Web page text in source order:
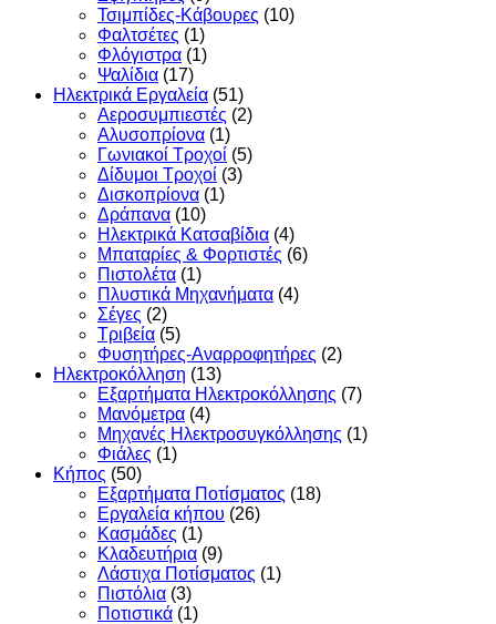
Τσιμπίδες-Κάβουρες (10)
Φαλτσέτες (1)
Φλόγιστρα (1)
Ψαλίδια (17)
Ηλεκτρικά Εργαλεία (51)
Αεροσυμπιεστές (2)
Αλυσοπρίονα (1)
Γωνιακοί Τροχοί (5)
Δίδυμοι Τροχοί (3)
Δισκοπρίονα (1)
Δράπανα (10)
Ηλεκτρικά Κατσαβίδια (4)
Μπαταρίες & Φορτιστές (6)
Πιστολέτα (1)
Πλυστικά Μηχανήματα (4)
Σέγες (2)
Τριβεία (5)
Φυσητήρες-Αναρροφητήρες (2)
Ηλεκτροκόλληση (13)
Εξαρτήματα Ηλεκτροκόλλησης (7)
Μανόμετρα (4)
Μηχανές Ηλεκτροσυγκόλλησης (1)
Φιάλες (1)
Κήπος (50)
Εξαρτήματα Ποτίσματος (18)
Εργαλεία κήπου (26)
Κασμάδες (1)
Κλαδευτήρια (9)
Λάστιχα Ποτίσματος (1)
Πιστόλια (3)
Ποτιστικά (1)